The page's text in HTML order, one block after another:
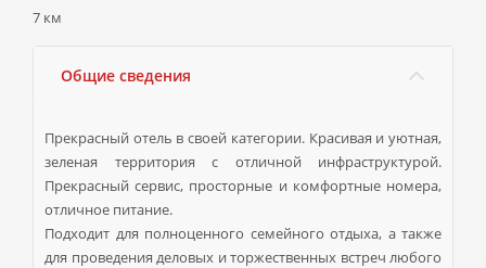
7 км
Общие сведения
Прекрасный отель в своей категории. Красивая и уютная,
зеленая территория с отличной инфраструктурой.
Прекрасный сервис, просторные и комфортные номера,
отличное питание.
Подходит для полноценного семейного отдыха, а также
для проведения деловых и торжественных встреч любого